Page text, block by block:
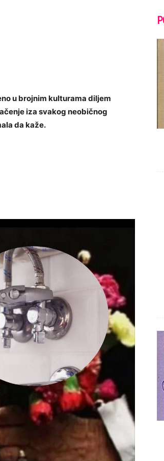
u brojnim kulturama diljem
iza svakog neobičnog
da kaže.